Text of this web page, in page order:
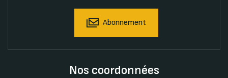
Abonnement
Nos coordonnées